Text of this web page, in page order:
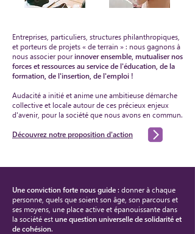
Entreprises, particuliers, structures philanthropiques,
et porteurs de projets « de terrain » : nous gagnons à
nous associer pour innover ensemble, mutualiser nos
forces et ressources au service de l'éducation, de la
formation, de l'insertion, de l'emploi !
Audacité a initié et anime une ambitieuse démarche
collective et locale autour de ces précieux enjeux
d'avenir, pour la société que nous avons en commun.
Découvrez notre proposition d'action
Une conviction forte nous guide : donner à chaque
personne, quels que soient son âge, son parcours et
ses moyens, une place active et épanouissante dans
la société est une question universelle de solidarité et
de cohésion.